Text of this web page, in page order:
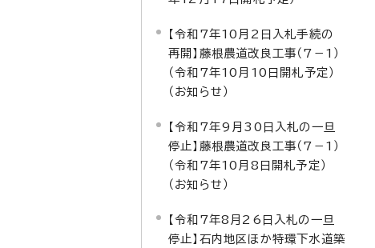
【令和7年10月2日入札手続の
再開】藤根農道改良工事（7－1）
（令和7年10月10日開札予定）
（お知らせ）
【令和7年9月30日入札の一旦
停止】藤根農道改良工事（7－1）
（令和7年10月8日開札予定）
（お知らせ）
【令和7年8月26日入札の一旦
停止】石内地区ほか特環下水道築